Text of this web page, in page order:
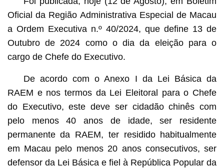
Oficial da Região Administrativa Especial de Macau
a Ordem Executiva n.º 40/2024, que define 13 de
Outubro de 2024 como o dia da eleição para o
cargo de Chefe do Executivo.
De acordo com o Anexo I da Lei Básica da
RAEM e nos termos da Lei Eleitoral para o Chefe
do Executivo, este deve ser cidadão chinês com
pelo menos 40 anos de idade, ser residente
permanente da RAEM, ter residido habitualmente
em Macau pelo menos 20 anos consecutivos, ser
defensor da Lei Básica e fiel à República Popular da